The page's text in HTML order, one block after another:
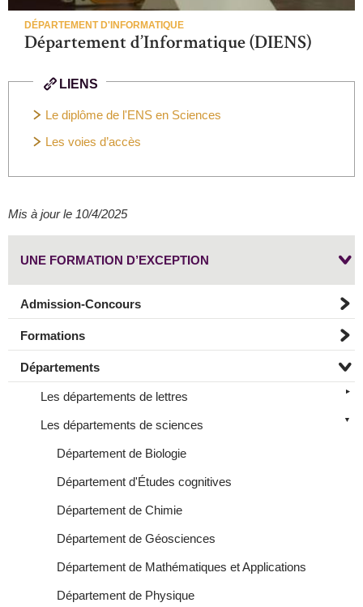
DÉPARTEMENT D'INFORMATIQUE
Département d’Informatique (DIENS)
LIENS
Le diplôme de l'ENS en Sciences
Les voies d’accès
Mis à jour le 10/4/2025
UNE FORMATION D’EXCEPTION
Admission-Concours
Formations
Départements
Les départements de lettres
Les départements de sciences
Département de Biologie
Département d'Études cognitives
Département de Chimie
Département de Géosciences
Département de Mathématiques et Applications
Département de Physique